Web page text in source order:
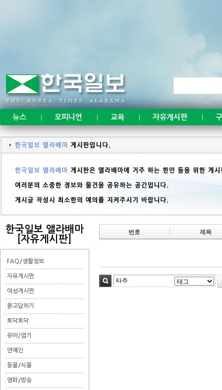
뉴스 오피니언 교육 자유게시판
한국일보 앨라배마
[자유게시판]
FAQ/생활정보
자유게시판
여성게시판
묻고답하기
토닥토닥
유머/엽기
연예인
동물/식물
영화/방송
번호 제목